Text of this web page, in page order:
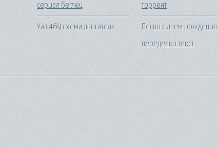
сериал беглец
Уаз 469 схема двигателя
торрент
Песни с днем рождения
переделки текст